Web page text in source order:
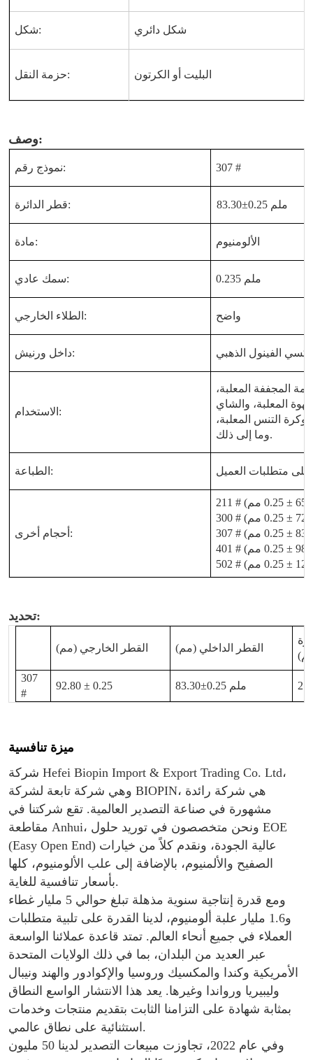
شكل: شكل دائري
حزمة النقل: البليت أو الكرتون
وصف:
نموذج رقم: 307 #
قطر الدائرة: 83.30±0.25 ملم
مادة: الألومنيوم
سمك عادي: 0.235 ملم
الطلاء الخارجي: واضح
داخل ورنيش: الفينول الذهبي
الاستخدام:
المجففة المعلبة،
المعلبة، والشاي
وكرة التنس المعلبة،
وما إلى ذلك.
الطباعة: متطلبات العميل
أحجام أخرى:
تحديد:
القطر الخارجي (مم) القطر الداخلي (مم)
307
#
92.80 ± 0.25 83.30±0.25 ملم
ميزة تنافسية
شركة Hefei Biopin Import & Export Trading Co. Ltd،
وهي شركة تابعة لشركة BIOPIN، هي شركة رائدة
مشهورة في صناعة التصدير العالمية. تقع شركتنا في
مقاطعة Anhui، ونحن متخصصون في توريد حلول EOE
(Easy Open End) عالية الجودة، ونقدم كلاً من خيارات
الصفيح والألمنيوم، بالإضافة إلى علب الألومنيوم، كلها
بأسعار تنافسية للغاية.
ومع قدرة إنتاجية سنوية مذهلة تبلغ حوالي 5 مليار غطاء
و1.6 مليار علبة ألومنيوم، لدينا القدرة على تلبية متطلبات
العملاء في جميع أنحاء العالم. تمتد قاعدة عملائنا الواسعة
عبر العديد من البلدان، بما في ذلك الولايات المتحدة
الأمريكية وكندا والمكسيك وروسيا والإكوادور والهند ونيبال
وليبيريا ورواندا وغيرها. يعد هذا الانتشار الواسع النطاق
بمثابة شهادة على التزامنا الثابت بتقديم منتجات وخدمات
استثنائية على نطاق عالمي.
وفي عام 2022، تجاوزت مبيعات التصدير لدينا 50 مليون